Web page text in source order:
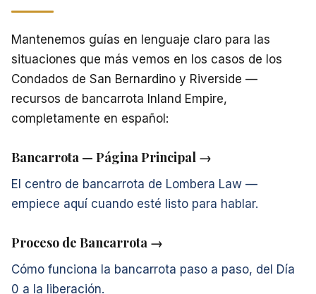
Mantenemos guías en lenguaje claro para las
situaciones que más vemos en los casos de los
Condados de San Bernardino y Riverside —
recursos de bancarrota Inland Empire,
completamente en español:
Bancarrota — Página Principal →
El centro de bancarrota de Lombera Law —
empiece aquí cuando esté listo para hablar.
Proceso de Bancarrota →
Cómo funciona la bancarrota paso a paso, del Día
0 a la liberación.